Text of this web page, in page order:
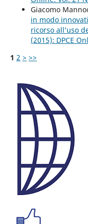
Giacomo
in modo
ricorso all’uso
(2015): DPCE
1 2 > >>